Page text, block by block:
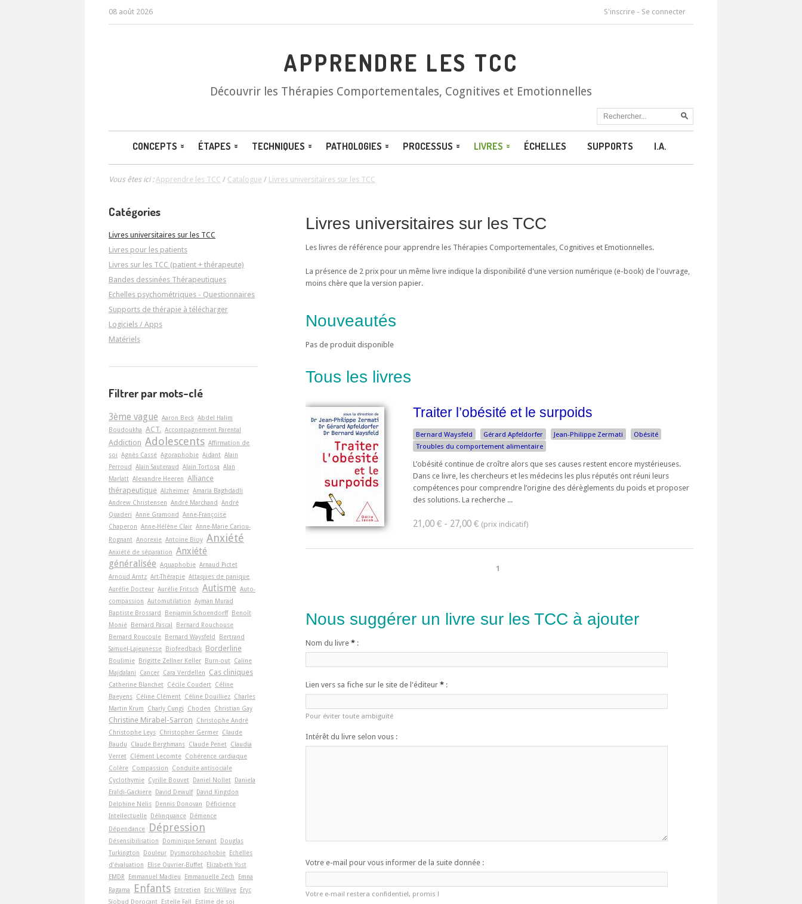
08 août 2026 S'inscrire - Se connecter
APPRENDRE LES TCC
Découvrir les Thérapies Comportementales, Cognitives et Emotionnelles
CONCEPTS ÉTAPES TECHNIQUES PATHOLOGIES PROCESSUS LIVRES ÉCHELLES SUPPORTS I.A.
Vous êtes ici :Apprendre les TCC / Catalogue / Livres universitaires sur les TCC
Livres universitaires sur les TCC
Les livres de référence pour apprendre les Thérapies Comportementales, Cognitives et Emotionnelles.
La présence de 2 prix pour un même livre indique la disponibilité d'une version numérique (e-book) de l'ouvrage,
moins chère que la version papier.
Nouveautés
Pas de produit disponible
Tous les livres
Traiter l’obésité et le surpoids
Bernard Waysfeld Gérard Apfeldorfer Jean-Philippe Zermati
Obésité
Troubles du comportement alimentaire
L’obésité continue de croître alors que ses causes restent encore mystérieuses.
Dans ce livre, les chercheurs et les médecins les plus réputés ont réuni leurs
compétences pour comprendre l’origine des dérèglements du poids et proposer
des solutions. La recherche ...
21,00 € - 27,00 €
1
Nous suggérer un livre sur les TCC à ajouter
Nom du livre * :
Lien vers sa fiche sur le site de l'éditeur * :
Pour éviter toute ambiguïté
Intérêt du livre selon vous :
Votre e-mail pour vous informer de la suite donnée :
Votre e-mail restera confidentiel, promis !
Catégories
Livres universitaires sur les TCC
Livres pour les patients
Livres sur les TCC (patient + thérapeute)
Bandes dessinées Thérapeutiques
Echelles psychométriques - Questionnaires
Supports de thérapie à télécharger
Logiciels / Apps
Matériels
Filtrer par mots-clé
3ème vague Aaron Beck Abdel Halim
Boudoukha ACT. Accompagnement Parental
Addiction Adolescents Affirmation de
soi Agnès Cassé Agoraphobie Aidant Alain
Perroud Alain Sauteraud Alain Tortosa Alan
Marlatt Alexandre Heeren Alliance
thérapeutique Alzheimer Amaria Baghdadli
Andrew Christensen André Marchand André
Quaderi Anne Gramond Anne-Françoise
Chaperon Anne-Hélène Clair Anne-Marie Cariou-
Rognant Anorexie Antoine Bioy Anxiété
Anxiété de séparation Anxiété
généralisée Aquaphobie Arnaud Pictet
Arnoud Arntz Art-Thérapie Attaques de panique
Aurélie Docteur Aurélie Fritsch Autisme Auto-
compassion Automutilation Ayman Murad
Baptiste Brossard
Benjamin Schoendorff Benoît
Monié Bernard Pascal
Bernard Rouchouse
Bernard Roucoule Bernard Waysfeld
Bertrand
Samuel-Lajeunesse Biofeedback Borderline
Boulimie Brigitte Zellner Keller Burn-out Caline
Majdalani
Cancer Cara Verdellen Cas cliniques
Catherine Blanchet Cécile Coudert Céline
Baeyens Céline Clément Céline Douilliez Charles
Martin Krum
Charly Cungi Choden Christian Gay
Christine Mirabel-Sarron
Christophe André
Christophe Leys Christopher Germer Claude
Baudu
Claude Berghmans Claude Penet Claudia
Verret Clément Lecomte Cohérence cardiaque
Colère Compassion
Conduite antisociale
Cyclothymie Cyrille Bouvet Daniel Nollet Daniela
Eraldi-Gackiere David Dewulf David Kingdon
Delphine Nelis Dennis Donovan
Déficience
Intellectuelle Délinquance Démence
Dépendance
Dépression
Désensibilisation Dominique Servant Douglas
Turkington
Douleur Dysmorphophobie Echelles
d'évaluation
Elise Ouvrier-Buffet Elizabeth Yost
EMDR
Emmanuel Madieu Emmanuelle Zech
Emna
Ragama
Enfants Entretien Eric Willaye Eryc
Siobud Dorocant Estelle Fall
Estime de soi